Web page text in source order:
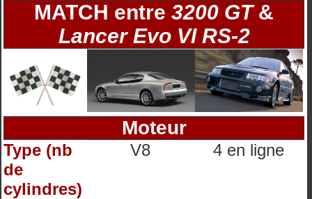
MATCH entre3200 GT&
Lancer Evo VI RS-2
Moteur
Type (nb
de
cylindres)
V8 4 en ligne